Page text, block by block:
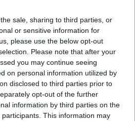
sale, sharing to third parties, or
or sensitive information for
please use the below opt-out
Please note that after your
you may continue seeing
on personal information utilized by
disclosed to third parties prior to
opt-out of the further
information by third parties on the
participants. This information may